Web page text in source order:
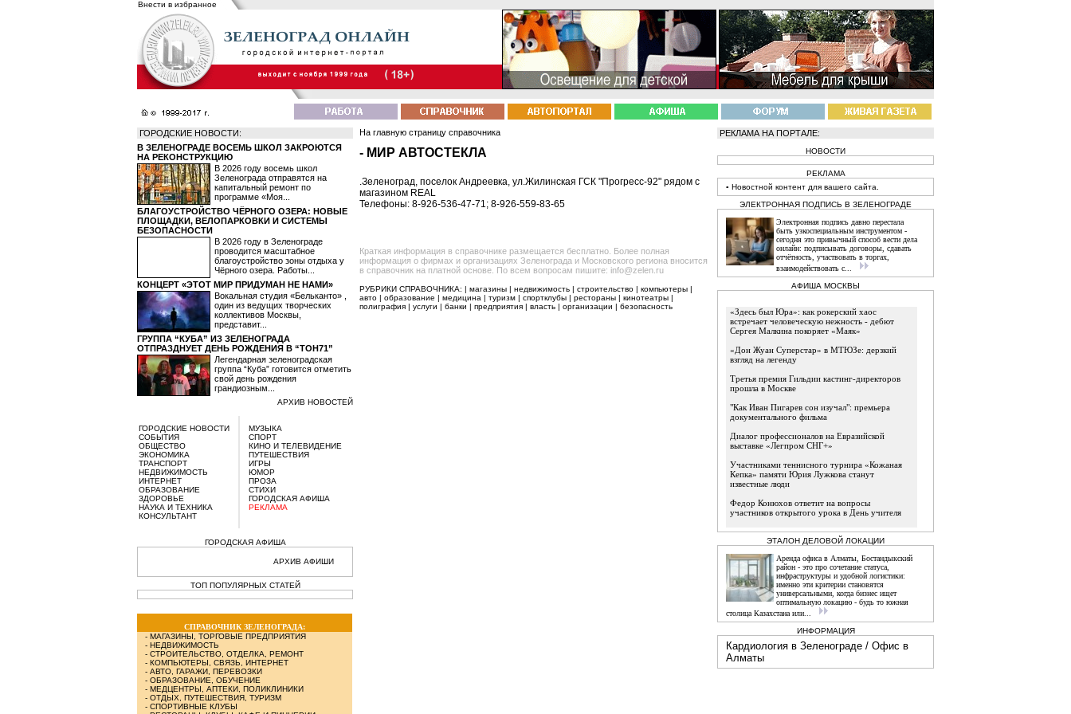
Внести в избранное
ГОРОДСКИЕ НОВОСТИ:
В ЗЕЛЕНОГРАДЕ ВОСЕМЬ ШКОЛ ЗАКРОЮТСЯ
НА РЕКОНСТРУКЦИЮ
В 2026 году восемь школ
Зеленограда отправятся на
капитальный ремонт по
программе «Моя...
БЛАГОУСТРОЙСТВО ЧЁРНОГО ОЗЕРА: НОВЫЕ
ПЛОЩАДКИ, ВЕЛОПАРКОВКИ И СИСТЕМЫ
БЕЗОПАСНОСТИ
В 2026 году в Зеленограде
проводится масштабное
благоустройство зоны отдыха у
Чёрного озера. Работы...
КОНЦЕРТ «ЭТОТ МИР ПРИДУМАН НЕ НАМИ»
Вокальная студия «Бельканто» ,
один из ведущих творческих
коллективов Москвы,
представит...
ГРУППА “КУБА” ИЗ ЗЕЛЕНОГРАДА
ОТПРАЗДНУЕТ ДЕНЬ РОЖДЕНИЯ В “ТОН71”
Легендарная зеленоградская
группа “Куба” готовится отметить
свой день рождения
грандиозным...
АРХИВ НОВОСТЕЙ
ГОРОДСКИЕ НОВОСТИ
СОБЫТИЯ
ОБЩЕСТВО
ЭКОНОМИКА
ТРАНСПОРТ
НЕДВИЖИМОСТЬ
ИНТЕРНЕТ
ОБРАЗОВАНИЕ
ЗДОРОВЬЕ
НАУКА И ТЕХНИКА
КОНСУЛЬТАНТ
МУЗЫКА
СПОРТ
КИНО И ТЕЛЕВИДЕНИЕ
ПУТЕШЕСТВИЯ
ИГРЫ
ЮМОР
ПРОЗА
СТИХИ
ГОРОДСКАЯ АФИША
РЕКЛАМА
ГОРОДСКАЯ АФИША
АРХИВ АФИШИ
ТОП ПОПУЛЯРНЫХ СТАТЕЙ
СПРАВОЧНИК ЗЕЛЕНОГРАДА:
- МАГАЗИНЫ, ТОРГОВЫЕ ПРЕДПРИЯТИЯ
- НЕДВИЖИМОСТЬ
- СТРОИТЕЛЬСТВО, ОТДЕЛКА, РЕМОНТ
- КОМПЬЮТЕРЫ, СВЯЗЬ, ИНТЕРНЕТ
- АВТО, ГАРАЖИ, ПЕРЕВОЗКИ
- ОБРАЗОВАНИЕ, ОБУЧЕНИЕ
- МЕДЦЕНТРЫ, АПТЕКИ, ПОЛИКЛИНИКИ
- ОТДЫХ, ПУТЕШЕСТВИЯ, ТУРИЗМ
- СПОРТИВНЫЕ КЛУБЫ
На главную страницу справочника
- МИР АВТОСТЕКЛА
.Зеленоград, поселок Андреевка, ул.Жилинская ГСК "Прогресс-92" рядом с
магазином REAL
Телефоны: 8-926-536-47-71; 8-926-559-83-65
Краткая информация в справочнике размещается бесплатно. Более полная
информация о фирмах и организациях Зеленограда и Московского региона вносится
в справочник на платной основе. По всем вопросам пишите: info@zelen.ru
РУБРИКИ СПРАВОЧНИКА: | магазины недвижимость строительство компьютеры
авто
образование медицина туризм спортклубы рестораны кинотеатры
полиграфия
услуги банки предприятия власть организации безопасность
РЕКЛАМА НА ПОРТАЛЕ:
НОВОСТИ
РЕКЛАМА
▪ Новостной контент для вашего сайта.
ЭЛЕКТРОННАЯ ПОДПИСЬ В ЗЕЛЕНОГРАДЕ
Электронная подпись давно перестала
быть узкоспециальным инструментом -
сегодня это привычный способ вести дела
онлайн: подписывать договоры, сдавать
отчётность, участвовать в торгах,
взаимодействовать с...
АФИША МОСКВЫ
«Здесь был Юра»: как рокерский хаос
встречает человеческую нежность - дебют
Сергея Малкина покоряет «Маяк»
«Дон Жуан Суперстар» в МТЮЗе: дерзкий
взгляд на легенду
Третья премия Гильдии кастинг-директоров
прошла в Москве
"Как Иван Пигарев сон изучал": премьера
документального фильма
Диалог профессионалов на Евразийской
выставке «Легпром СНГ+»
Участниками теннисного турнира «Кожаная
Кепка» памяти Юрия Лужкова станут
известные люди
Федор Конюхов ответит на вопросы
участников открытого урока в День учителя
ЭТАЛОН ДЕЛОВОЙ ЛОКАЦИИ
Аренда офиса в Алматы, Бостандыкский
район - это про сочетание статуса,
инфраструктуры и удобной логистики:
именно эти критерии становятся
универсальными, когда бизнес ищет
оптимальную локацию - будь то южная
столица Казахстана или...
ИНФОРМАЦИЯ
Кардиология в Зеленограде / Офис в
Алматы